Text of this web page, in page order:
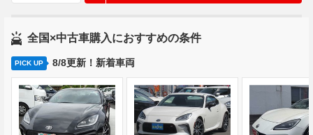
全国×中古車購入におすすめの条件
PICK UP 8/8更新！新着車両